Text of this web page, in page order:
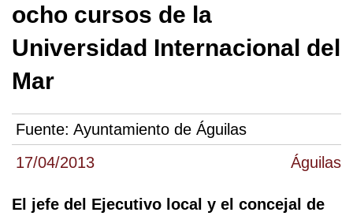
17/04/2013 Águilas
ocho cursos de la
Universidad Internacional del
Mar
Fuente: Ayuntamiento de Águilas
El jefe del Ejecutivo local y el concejal de